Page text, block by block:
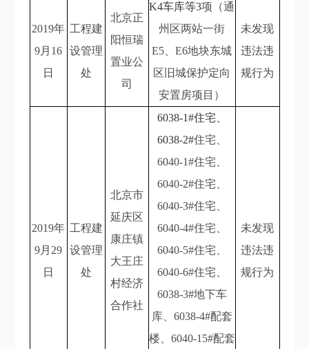
2019年
9月16
日
工程建
设管理
处
北京正
阳恒瑞
置业公
司
K4车库等3项（通
州区两站一街
E5、E6地块东城
区旧城保护定向
安置房项目）
未发现
违法违
规行为
2019年
9月29
日
工程建
设管理
处
北京市
延庆区
康庄镇
大王庄
村经济
合作社
6038-1#住宅、
6038-2#住宅、
6040-1#住宅、
6040-2#住宅、
6040-3#住宅、
6040-4#住宅、
6040-5#住宅、
6040-6#住宅、
6038-3#地下车
库、6038-4#配套
楼、6040-15#配套
未发现
违法违
规行为